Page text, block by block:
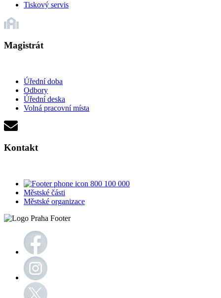
Tiskový servis
Magistrát
Úřední doba
Odbory
Úřední deska
Volná pracovní místa
Kontakt
800 100 000
Městské části
Městské organizace